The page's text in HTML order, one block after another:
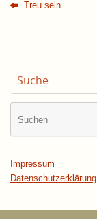
Treu sein
Suche
Impressum
Datenschutzerklärung